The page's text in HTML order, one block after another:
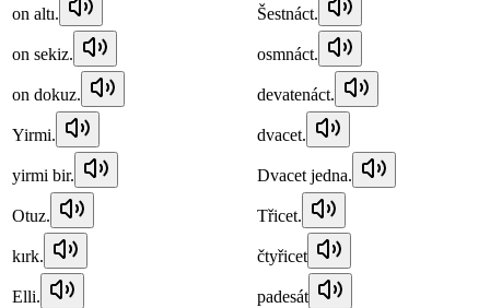
on altı. Šestnáct.
on sekiz. osmnáct.
on dokuz. devatenáct.
Yirmi. dvacet.
yirmi bir. Dvacet jedna.
Otuz. Třicet.
kırk. čtyřicet
Elli. padesát